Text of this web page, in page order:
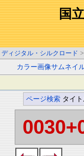
国
ディジタル・シルクロード >
カラー画像サムネイ
ページ検索 タイ